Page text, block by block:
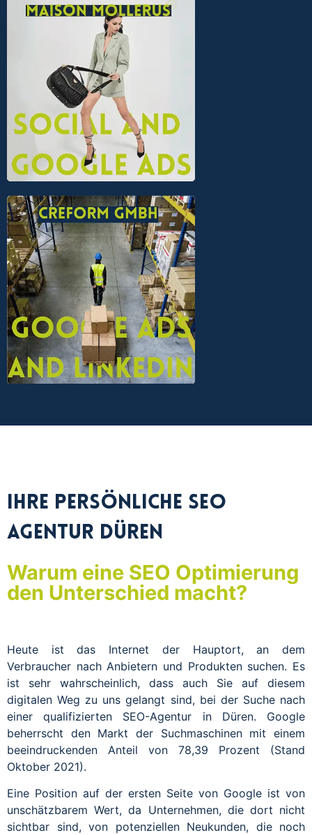
Ihre persönliche SEO
Agentur Düren
Warum eine SEO Optimierung
den Unterschied macht?
Heute ist das Internet der Hauptort, an dem
Verbraucher nach Anbietern und Produkten suchen. Es
ist sehr wahrscheinlich, dass auch Sie auf diesem
digitalen Weg zu uns gelangt sind, bei der Suche nach
einer qualifizierten SEO-Agentur in Düren. Google
beherrscht den Markt der Suchmaschinen mit einem
beeindruckenden Anteil von 78,39 Prozent (Stand
Oktober 2021).
Eine Position auf der ersten Seite von Google ist von
unschätzbarem Wert, da Unternehmen, die dort nicht
sichtbar sind, von potenziellen Neukunden, die noch